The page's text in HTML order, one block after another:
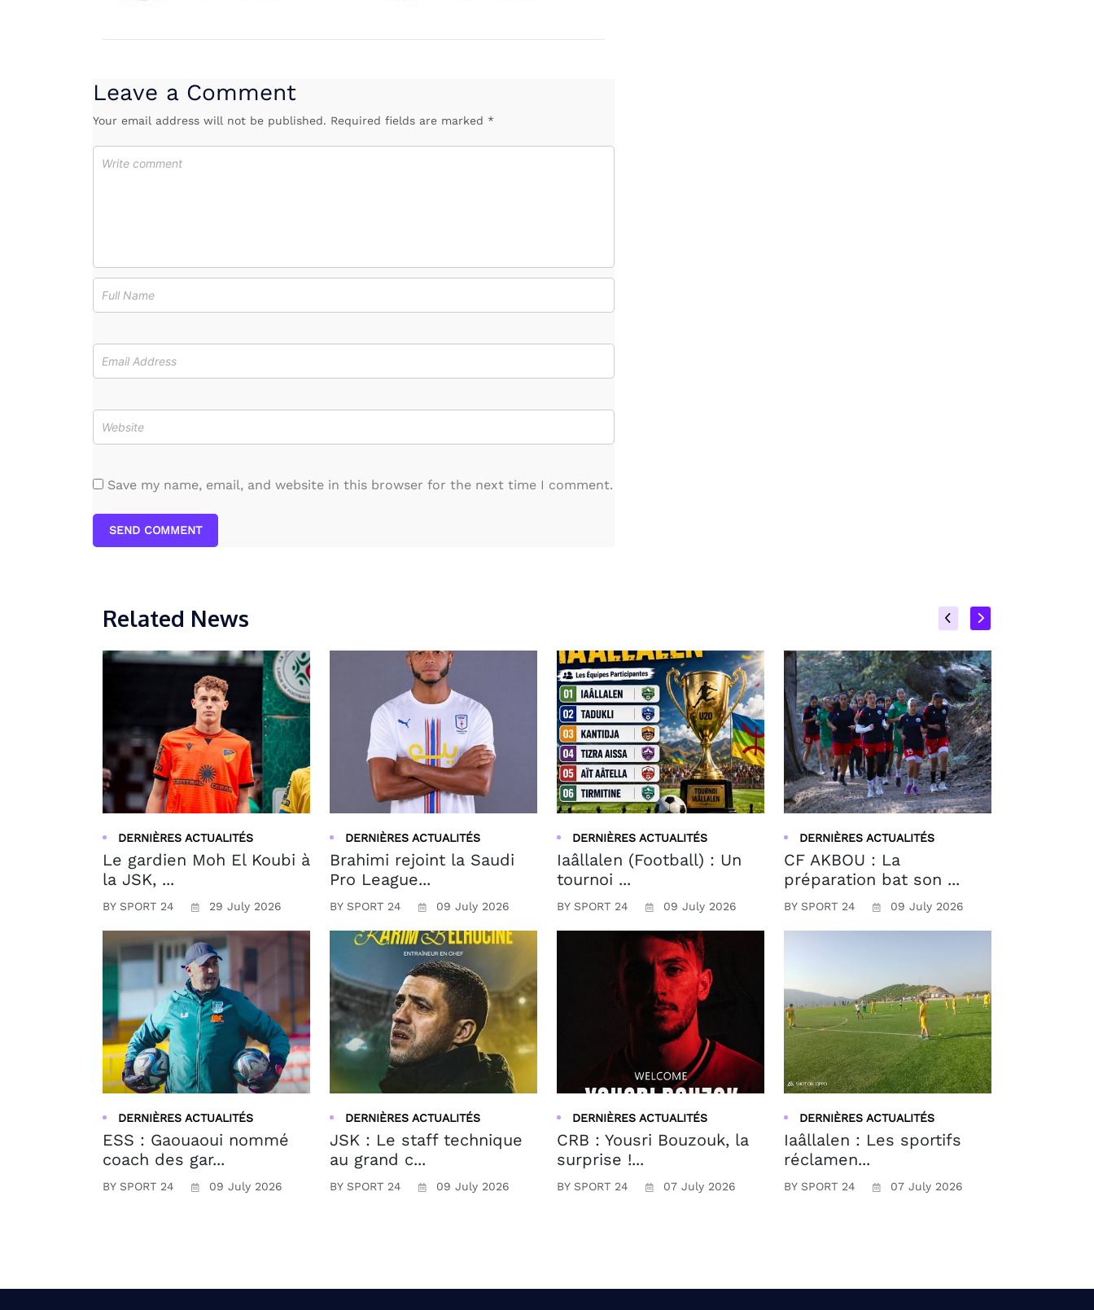
Leave a Comment
Your email address will not be published. Required fields are marked *
Save my name, email, and website in this browser for the next time I comment.
SEND COMMENT
Related News
DERNIÈRES ACTUALITÉS
Le gardien Moh El Koubi à
la JSK, ...
BY SPORT 24 29 July 2026
DERNIÈRES ACTUALITÉS
Brahimi rejoint la Saudi
Pro League...
BY SPORT 24 09 July 2026
DERNIÈRES ACTUALITÉS
Iaâllalen (Football) : Un
tournoi ...
BY SPORT 24 09 July 2026
DERNIÈRES ACTUALITÉS
CF AKBOU : La
préparation bat son ...
BY SPORT 24 09 July 2026
DERNIÈRES ACTUALITÉS
ESS : Gaouaoui nommé
coach des gar...
BY SPORT 24 09 July 2026
DERNIÈRES ACTUALITÉS
JSK : Le staff technique
au grand c...
BY SPORT 24 09 July 2026
DERNIÈRES ACTUALITÉS
CRB : Yousri Bouzouk, la
surprise !...
BY SPORT 24 07 July 2026
DERNIÈRES ACTUALITÉS
Iaâllalen : Les sportifs
réclamen...
BY SPORT 24 07 July 2026